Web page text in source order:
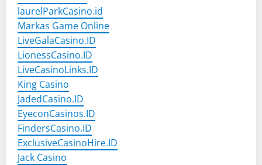
laurelParkCasino.id
Markas Game Online
LiveGalaCasino.ID
LionessCasino.ID
LiveCasinoLinks.ID
King Casino
JadedCasino.ID
EyeconCasinos.ID
FindersCasino.ID
ExclusiveCasinoHire.ID
Jack Casino